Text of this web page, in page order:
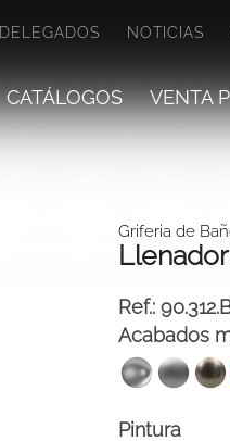
DELEGADOS NOTICIAS
CATÁLOGOS VENTA
Griferia de
Ref.:
Acabados
Pintura